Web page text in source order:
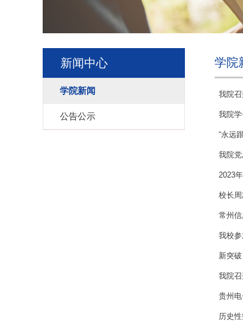
新闻中心
学院新闻
公告公示
学院
我院
我院
“永远
我院
2023
校长
常州
我校
新突
我院
贵州
历史